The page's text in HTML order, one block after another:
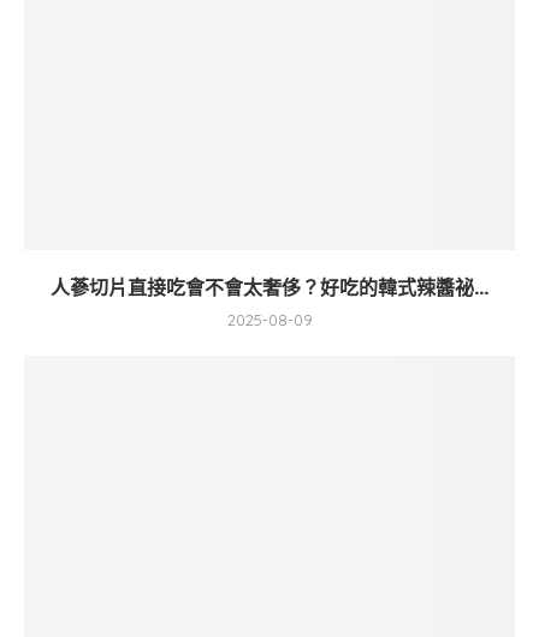
人蔘切片直接吃會不會太奢侈？好吃的韓式辣醬祕...
2025-08-09